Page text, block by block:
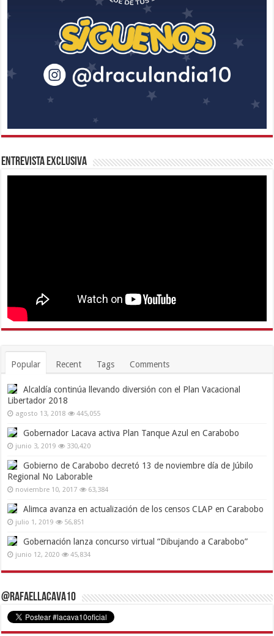
Entrevista Exclusiva
Popular Recent Tags Comments
Alcaldía continúa llevando diversión con el Plan Vacacional
Libertador 2018
agosto 13, 2018 445,055
Gobernador Lacava activa Plan Tanque Azul en Carabobo
junio 3, 2019 330,420
Gobierno de Carabobo decretó 13 de noviembre día de Júbilo
Regional No Laborable
noviembre 10, 2017 63,384
Alimca avanza en actualización de los censos CLAP en Carabobo
julio 1, 2019 56,851
Gobernación lanza concurso virtual “Dibujando a Carabobo”
junio 12, 2020 45,834
@RafaelLacava10